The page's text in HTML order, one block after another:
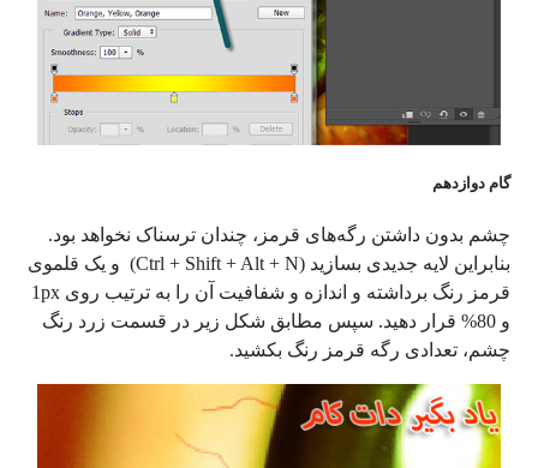
گام دوازدهم
چشم بدون داشتن رگه‌های قرمز، چندان ترسناک نخواهد بود.
بنابراین لایه جدیدی بسازید (Ctrl + Shift + Alt + N)
و یک قلموی
قرمز رنگ برداشته و اندازه و شفافیت آن را به ترتیب روی 1px
و 80%
قرار دهید. سپس مطابق شکل زیر در قسمت زرد رنگ
چشم، تعدادی رگه قرمز رنگ بکشید.